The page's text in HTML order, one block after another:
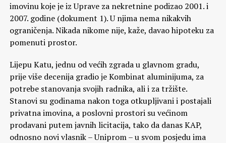
imovinu koje je iz Uprave za nekretnine podizao 2001. i
2007. godine (dokument 1). U njima nema nikakvih
ograničenja. Nikada nikome nije, kaže, davao hipoteku za
pomenuti prostor.
Lijepu Katu, jednu od većih zgrada u glavnom gradu,
prije više decenija gradio je Kombinat aluminijuma, za
potrebe stanovanja svojih radnika, ali i za tržište.
Stanovi su godinama nakon toga otkupljivani i postajali
privatna imovina, a poslovni prostori su većinom
prodavani putem javnih licitacija, tako da danas KAP,
odnosno novi vlasnik – Uniprom – u svom posjedu ima